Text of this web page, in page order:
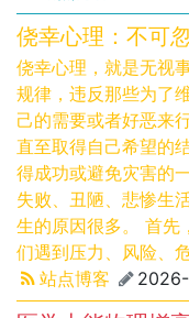
侥幸心理：不可
侥幸心理，就是无视
规律，违反那些为了
己的需要或者好恶来
直至取得自己希望的
得成功或避免灾害的
失败、丑陋、悲惨生
生的原因很多。 首先
们遇到压力、风险、
站点博客